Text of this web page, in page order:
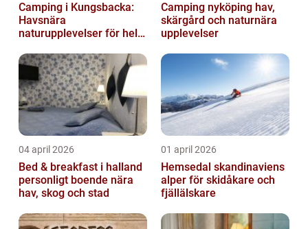
Camping i Kungsbacka:
Havsnära
naturupplevelser för hela
Camping nyköping hav,
skärgård och naturnära
upplevelser
04 april 2026
Bed & breakfast i halland
personligt boende nära
hav, skog och stad
01 april 2026
Hemsedal skandinaviens
alper för skidåkare och
fjällälskare